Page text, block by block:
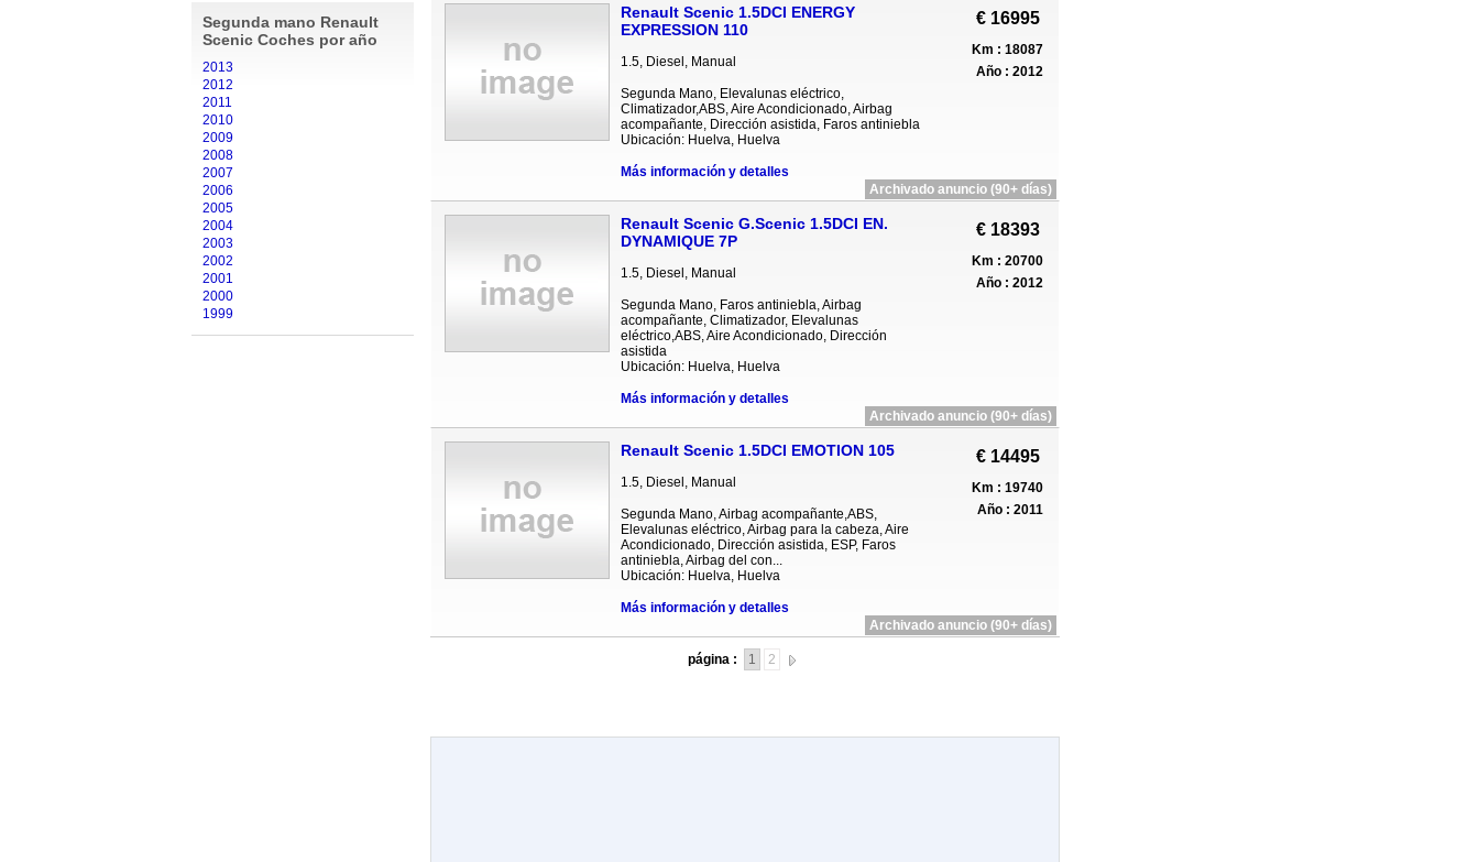
Segunda mano Renault
Scenic Coches por año
2013
2012
2011
2010
2009
2008
2007
2006
2005
2004
2003
2002
2001
2000
1999
Renault Scenic 1.5DCI ENERGY
EXPRESSION 110
1.5, Diesel, Manual
Segunda Mano, Elevalunas eléctrico,
Climatizador,ABS, Aire Acondicionado, Airbag
acompañante, Dirección asistida, Faros antiniebla
Ubicación: Huelva, Huelva
Más información y detalles
€ 16995
Km : 18087
Año : 2012
Archivado anuncio (90+ días)
Renault Scenic G.Scenic 1.5DCI EN.
DYNAMIQUE 7P
1.5, Diesel, Manual
Segunda Mano, Faros antiniebla, Airbag
acompañante, Climatizador, Elevalunas
eléctrico,ABS, Aire Acondicionado, Dirección
asistida
Ubicación: Huelva, Huelva
Más información y detalles
€ 18393
Km : 20700
Año : 2012
Archivado anuncio (90+ días)
Renault Scenic 1.5DCI EMOTION 105
1.5, Diesel, Manual
Segunda Mano, Airbag acompañante,ABS,
Elevalunas eléctrico, Airbag para la cabeza, Aire
Acondicionado, Dirección asistida, ESP, Faros
antiniebla, Airbag del con...
Ubicación: Huelva, Huelva
Más información y detalles
€ 14495
Km : 19740
Año : 2011
Archivado anuncio (90+ días)
página : 1 2